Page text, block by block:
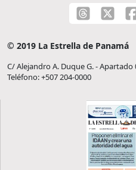
© 2019 La Estrella de Panamá
C/ Alejandro A. Duque G. - Apartado
Teléfono: +507 204-0000